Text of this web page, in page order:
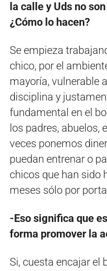
la calle y Uds no
¿Cómo lo hacen?
Se empieza
chico, por el
mayoría, vulnerable
disciplina y
fundamental en el
los padres, abuelos,
veces ponemos
puedan entrenar o
chicos que han sido
meses sólo por
-Eso significa que
forma promover la
Si, cuesta encajar el